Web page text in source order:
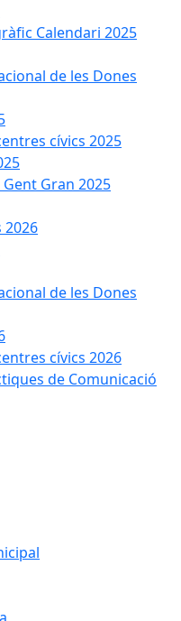
Calendari 2025
de les Dones
cívics 2025
Gran 2025
2026
de les Dones
cívics 2026
de Comunicació